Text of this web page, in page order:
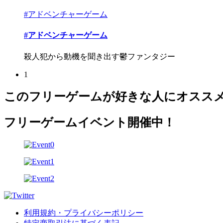
#アドベンチャーゲーム
#アドベンチャーゲーム
殺人犯から動機を聞き出す鬱ファンタジー
1
このフリーゲームが好きな人にオスス
フリーゲームイベント開催中！
利用規約・プライバシーポリシー